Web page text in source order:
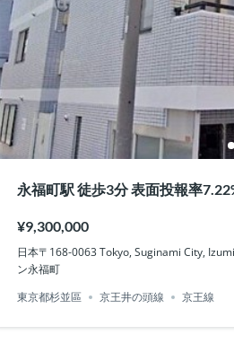
永福町駅 徒歩3分 表面投報率
¥9,300,000
日本〒168-0063 Tokyo, Suginami City,
ン永福町
東京都杉並區
京王井の頭線 京王線